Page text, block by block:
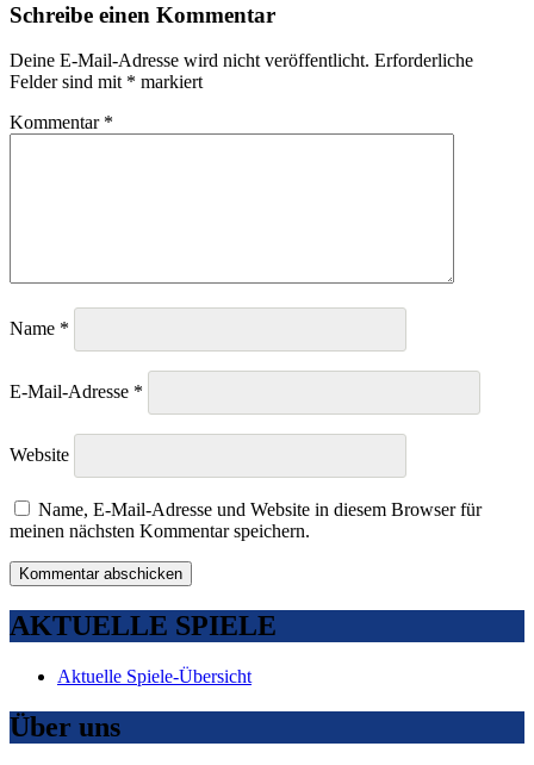
Schreibe einen Kommentar
Deine E-Mail-Adresse wird nicht veröffentlicht. Erforderliche
Felder sind mit * markiert
Kommentar *
Name *
E-Mail-Adresse *
Website
Name, E-Mail-Adresse und Website in diesem Browser für
meinen nächsten Kommentar speichern.
AKTUELLE SPIELE
Aktuelle Spiele-Übersicht
Über uns